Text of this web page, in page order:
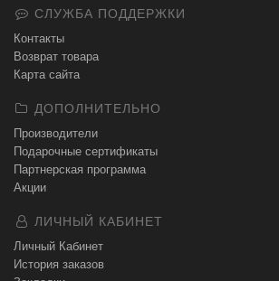
СЛУЖБА ПОДДЕРЖКИ
Контакты
Возврат товара
Карта сайта
ДОПОЛНИТЕЛЬНО
Производители
Подарочные сертификаты
Партнерская программа
Акции
ЛИЧНЫЙ КАБИНЕТ
Личный Кабинет
История заказов